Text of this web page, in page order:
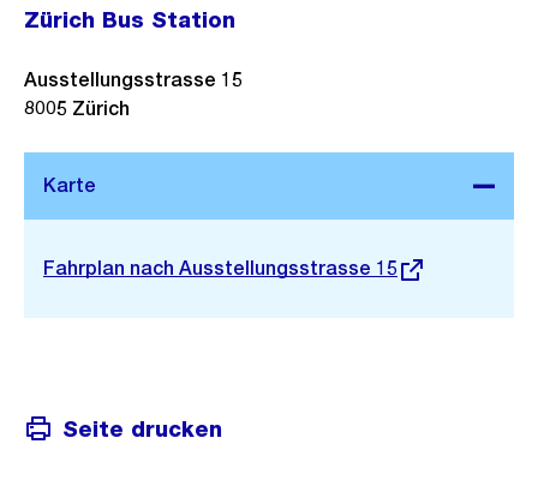
Zürich Bus Station
Stadtplan 3D
Externer
Fahrplan nach Ausstellungsstrasse 15
Ausstellungsstrasse 15
8005 Zürich
Seite drucken